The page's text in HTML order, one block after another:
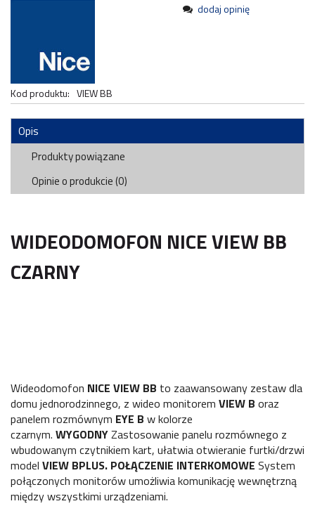
Kod produktu: VIEW BB
dodaj opinię
Opis
Produkty powiązane
Opinie o produkcie (0)
WIDEODOMOFON NICE VIEW BB
CZARNY
Wideodomofon NICE VIEW BB to zaawansowany zestaw dla
domu jednorodzinnego, z wideo monitorem VIEW B oraz
panelem rozmównym EYE B w kolorze
czarnym. WYGODNYZastosowanie panelu rozmównego z
wbudowanym czytnikiem kart, ułatwia otwieranie furtki/drzwi
model VIEW BPLUS. POŁĄCZENIE INTERKOMOWE System
połączonych monitorów umożliwia komunikację wewnętrzną
między wszystkimi urządzeniami.